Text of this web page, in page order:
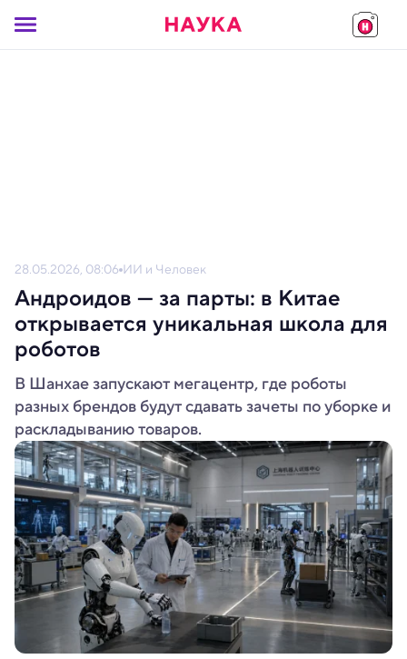
28.05.2026, 08:06 ИИ и Человек
Андроидов — за парты: в Китае
открывается уникальная школа для
роботов
В Шанхае запускают мегацентр, где роботы
разных брендов будут сдавать зачеты по уборке и
раскладыванию товаров.